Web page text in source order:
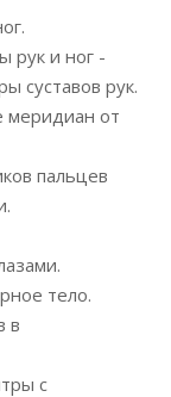
рук и ног -
суставов рук.
меридиан от
пальцев
тело.
в
с